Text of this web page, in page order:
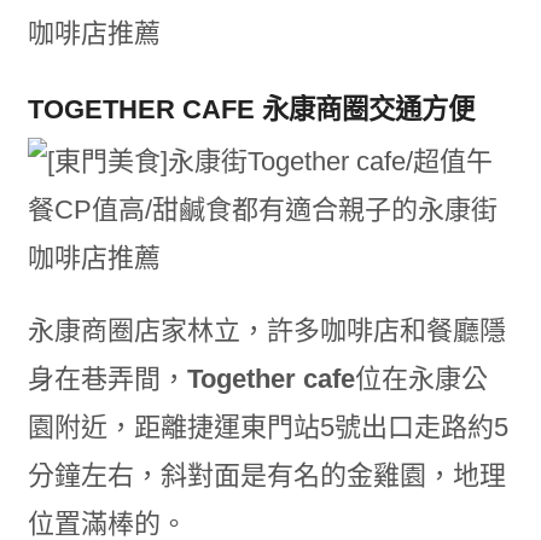
TOGETHER CAFE 永康商圈交通方便
永康商圈店家林立，許多咖啡店和餐廳隱
身在巷弄間， Together cafe位在永康公
園附近，距離捷運東門站5號出口走路約5
分鐘左右，斜對面是有名的金雞園，地理
位置滿棒的。